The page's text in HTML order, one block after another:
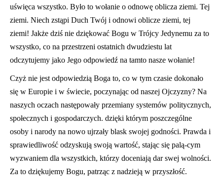
uświęca wszystko. Było to wołanie o odnowę oblicza ziemi. Tej
ziemi. Niech zstąpi Duch Twój i odnowi oblicze ziemi, tej
ziemi! Jakże dziś nie dziękować Bogu w Trójcy Jedynemu za to
wszystko, co na przestrzeni ostatnich dwudziestu lat
odczytujemy jako Jego odpowiedź na tamto nasze wołanie!
Czyż nie jest odpowiedzią Boga to, co w tym czasie dokonało
się w Europie i w świecie, poczynając od naszej Ojczyzny? Na
naszych oczach następowały przemiany systemów politycznych,
społecznych i gospodarczych. dzięki którym poszczególne
osoby i narody na nowo ujrzały blask swojej godności. Prawda i
sprawiedliwość odzyskują swoją wartość, stając się palą-cym
wyzwaniem dla wszystkich, którzy doceniają dar swej wolności.
Za to dziękujemy Bogu, patrząc z nadzieją w przyszłość.